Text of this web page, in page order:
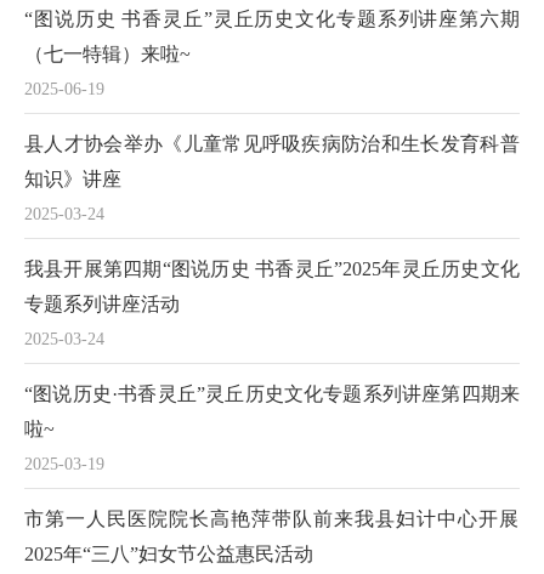
2025-06-19
“图说历史 书香灵丘”灵丘历史文化专题系列讲座第六期
（七一特辑）来啦~
2025-03-24
县人才协会举办《儿童常见呼吸疾病防治和生长发育科普
知识》讲座
2025-03-24
我县开展第四期“图说历史 书香灵丘”2025年灵丘历史文化
专题系列讲座活动
2025-03-19
“图说历史·书香灵丘”灵丘历史文化专题系列讲座第四期来
啦~
市第一人民医院院长高艳萍带队前来我县妇计中心开展
2025年“三八”妇女节公益惠民活动